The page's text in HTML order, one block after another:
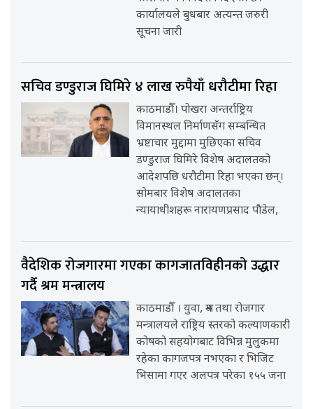
कार्यालयले बुधबार अत्यन्त जरुरी
सूचना जारी
सचिव डण्डुराज घिमिरे ४ लाख रुपैयाँ धरौटीमा रिहा
काठमाडौँ। पोखरा अन्तर्राष्ट्रिय
विमानस्थल निर्माणसँग सम्बन्धित
भ्रष्टाचार मुद्दामा मुछिएका सचिव
डण्डुराज घिमिरे विशेष अदालतको
आदेशपछि धरौटीमा रिहा भएका छन्।
सोमबार विशेष अदालतका
न्यायाधीशहरू नारायणप्रसाद पौडेल,
वैदेशिक रोजगारमा गएका कागजातविहीनको उद्धार
गर्दै श्रम मन्त्रालय
काठमाडौँ । युवा, श्रम तथा रोजगार
मन्त्रालयले राष्ट्रिय स्तरको कल्याणकारी
कोषको सहयोगबाट विभिन्न मुलुकमा
रहेका कागजपत्र नभएका र भिजिट
भिसामा गएर अलपत्र परेका १५५ जना